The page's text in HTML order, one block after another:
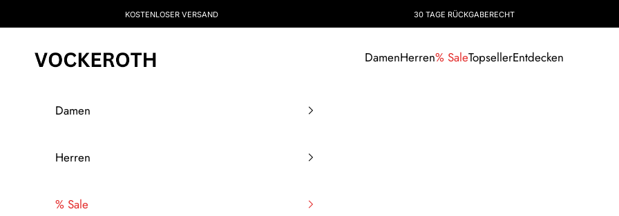
KOSTENLOSER VERSAND 30 TAGE RÜCKGABERECHT
Vockeroth Onlineshop DamenHerren% SaleTopsellerEntdecken
Damen
Herren
% Sale